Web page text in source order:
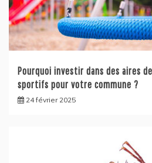
Pourquoi investir dans des aires
sportifs pour votre commune ?
24 février 2025